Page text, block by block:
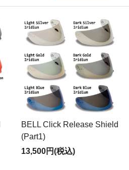
BELL Click Release Shield
(Part1)
13,500円(税込)